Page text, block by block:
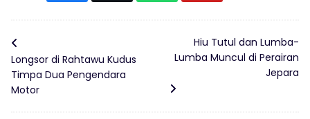
Longsor di Rahtawu Kudus
Timpa Dua Pengendara
Motor
Hiu Tutul dan Lumba-
Lumba Muncul di Perairan
Jepara